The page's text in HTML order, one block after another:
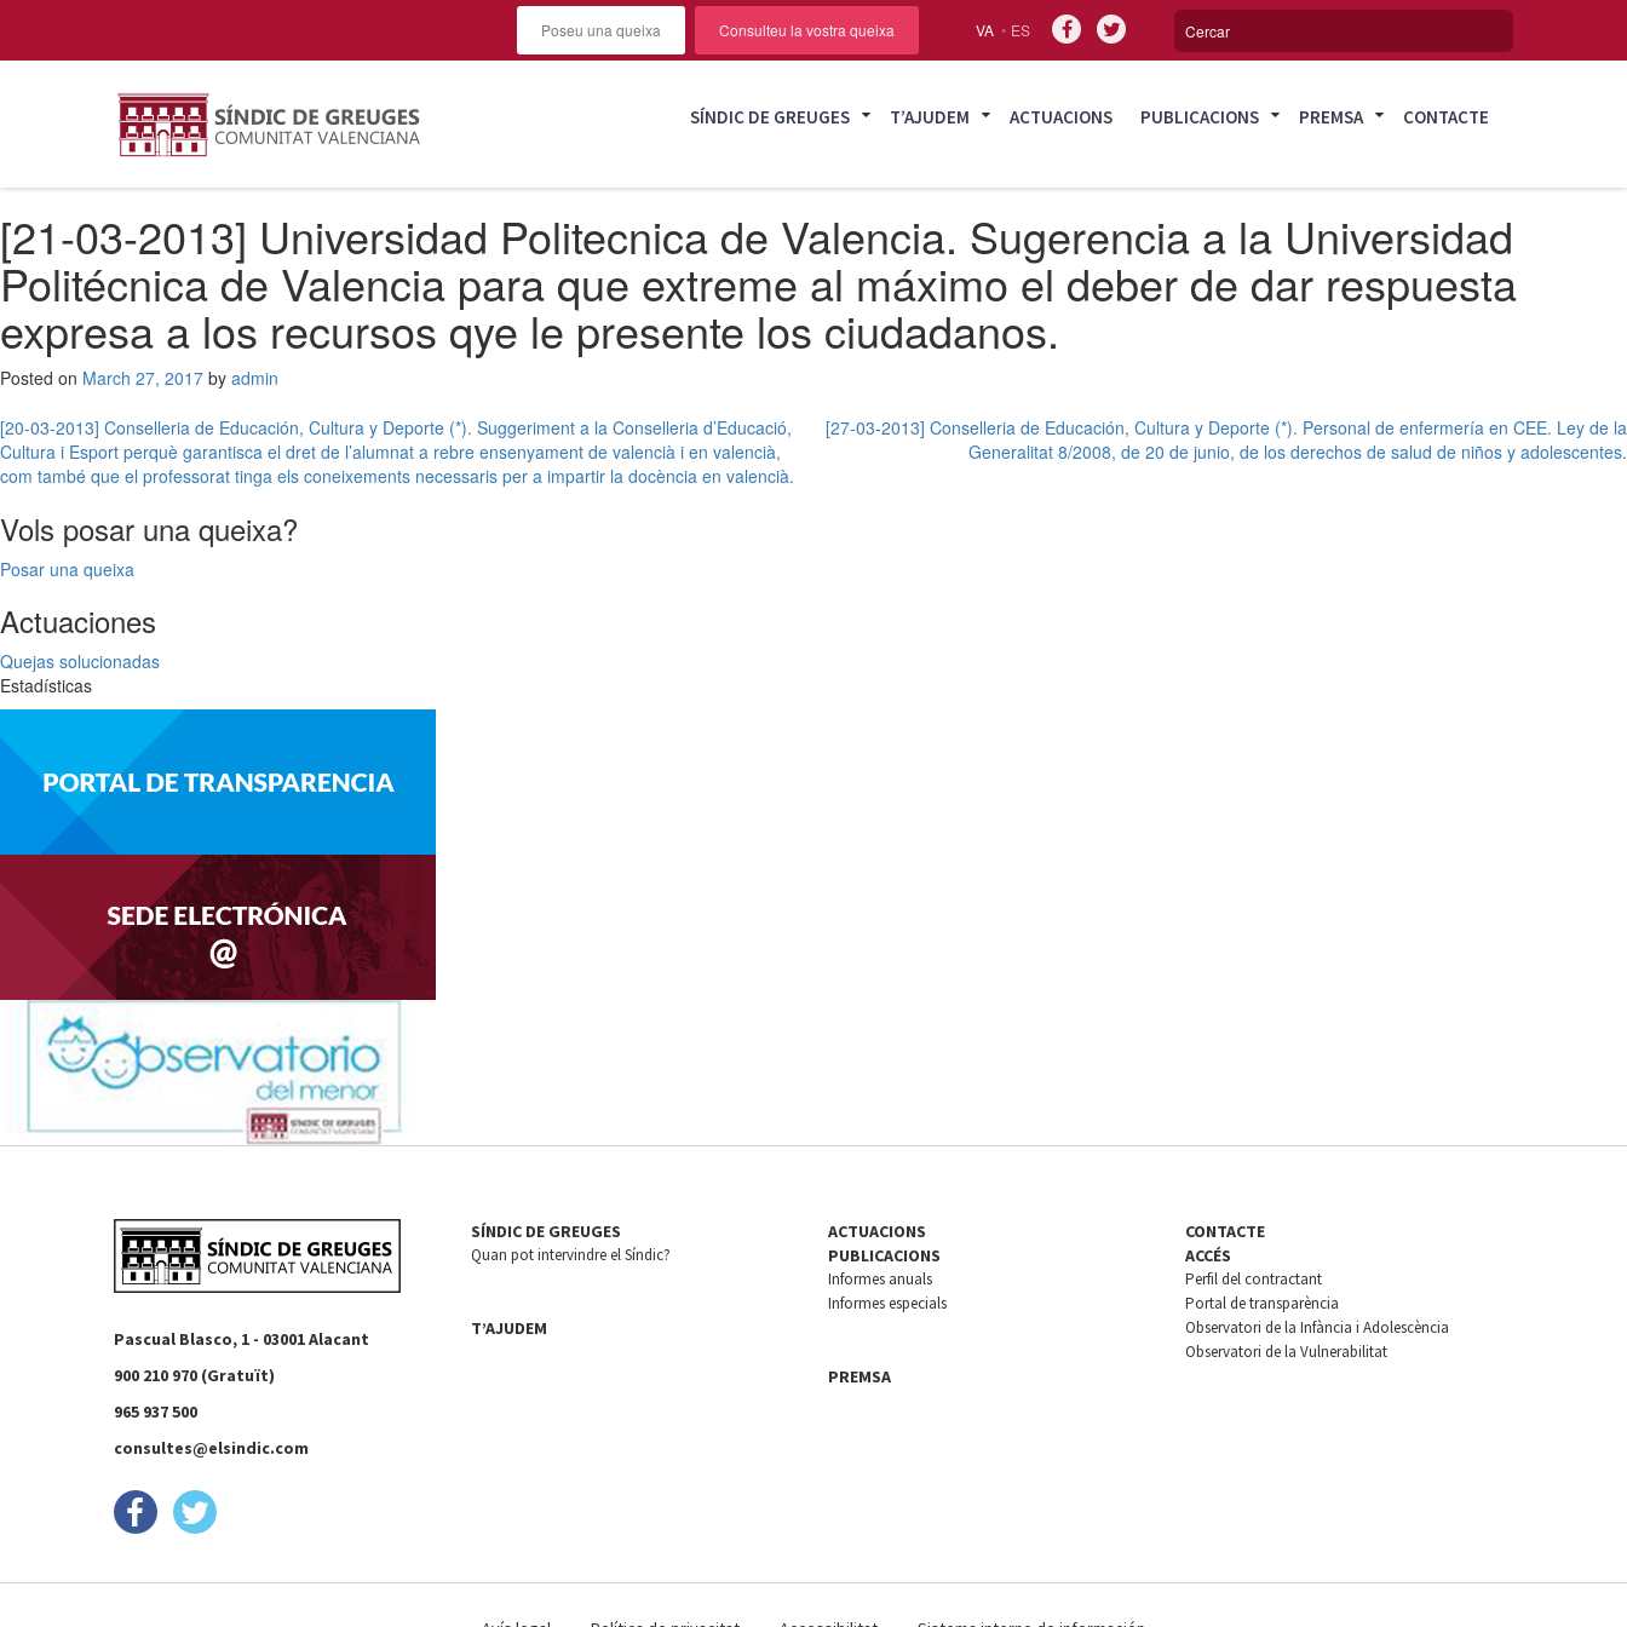
VA ES
Poseu una queixa Consulteu la vostra queixa
SÍNDIC DE GREUGES T’AJUDEM ACTUACIONS PUBLICACIONS PREMSA CONTACTE
[21-03-2013] Universidad Politecnica de Valencia. Sugerencia a la Universidad
Politécnica de Valencia para que extreme al máximo el deber de dar respuesta
expresa a los recursos qye le presente los ciudadanos.
Posted on March 27, 2017 by admin
Post
navigation
[20-03-2013] Conselleria de Educación, Cultura y Deporte (*). Suggeriment a la Conselleria d’Educació,
Cultura i Esport perquè garantisca el dret de l’alumnat a rebre ensenyament de valencià i en valencià,
com també que el professorat tinga els coneixements necessaris per a impartir la docència en valencià.
[27-03-2013] Conselleria de Educación, Cultura y Deporte (*). Personal de enfermería en CEE. Ley de la
Generalitat 8/2008, de 20 de junio, de los derechos de salud de niños y adolescentes.
Vols posar una queixa?
Posar una queixa
Actuaciones
Quejas solucionadas
Estadísticas
Pascual Blasco, 1 - 03001 Alacant
900 210 970 (Gratuït)
965 937 500
consultes@elsindic.com
SÍNDIC DE GREUGES
Quan pot intervindre el Síndic?
T’AJUDEM
ACTUACIONS
PUBLICACIONS
Informes anuals
Informes especials
PREMSA
CONTACTE
ACCÉS
Perfil del contractant
Portal de transparència
Observatori de la Infància i Adolescència
Observatori de la Vulnerabilitat